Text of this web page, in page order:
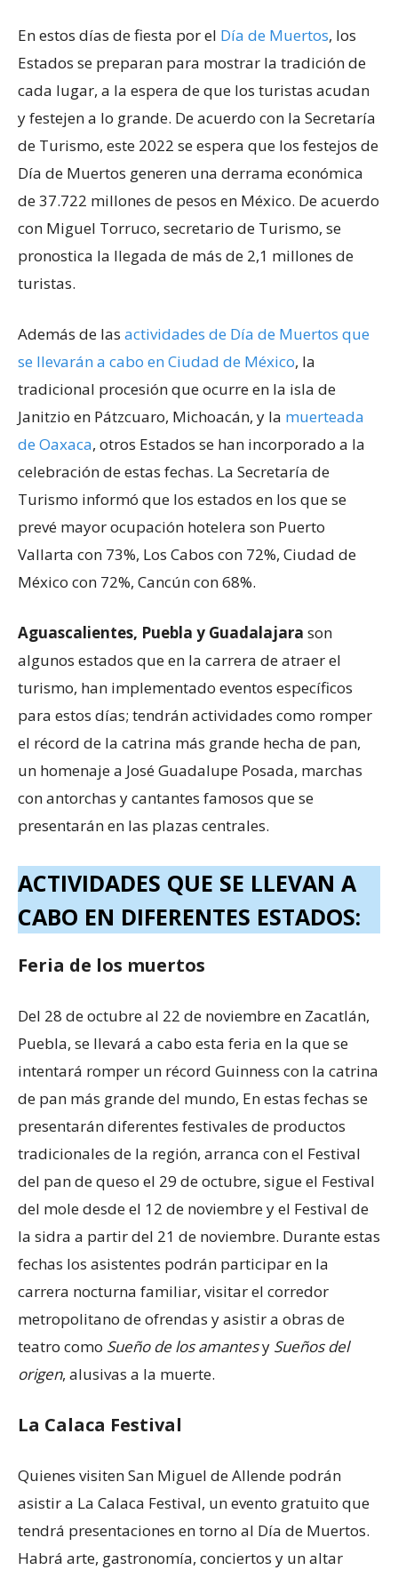
En estos días de fiesta por el Día de Muertos, los
Estados se preparan para mostrar la tradición de
cada lugar, a la espera de que los turistas acudan
y festejen a lo grande. De acuerdo con la Secretaría
de Turismo, este 2022 se espera que los festejos de
Día de Muertos generen una derrama económica
de 37.722 millones de pesos en México. De acuerdo
con Miguel Torruco, secretario de Turismo, se
pronostica la llegada de más de 2,1 millones de
turistas.
Además de las actividades de Día de Muertos que
se llevarán a cabo en Ciudad de México, la
tradicional procesión que ocurre en la isla de
Janitzio en Pátzcuaro, Michoacán, y la muerteada
de Oaxaca, otros Estados se han incorporado a la
celebración de estas fechas. La Secretaría de
Turismo informó que los estados en los que se
prevé mayor ocupación hotelera son Puerto
Vallarta con 73%, Los Cabos con 72%, Ciudad de
México con 72%, Cancún con 68%.
Aguascalientes, Puebla y Guadalajara son
algunos estados que en la carrera de atraer el
turismo, han implementado eventos específicos
para estos días; tendrán actividades como romper
el récord de la catrina más grande hecha de pan,
un homenaje a José Guadalupe Posada, marchas
con antorchas y cantantes famosos que se
presentarán en las plazas centrales.
ACTIVIDADES QUE SE LLEVAN A
CABO EN DIFERENTES ESTADOS:
Feria de los muertos
Del 28 de octubre al 22 de noviembre en Zacatlán,
Puebla, se llevará a cabo esta feria en la que se
intentará romper un récord Guinness con la catrina
de pan más grande del mundo, En estas fechas se
presentarán diferentes festivales de productos
tradicionales de la región, arranca con el Festival
del pan de queso el 29 de octubre, sigue el Festival
del mole desde el 12 de noviembre y el Festival de
la sidra a partir del 21 de noviembre. Durante estas
fechas los asistentes podrán participar en la
carrera nocturna familiar, visitar el corredor
metropolitano de ofrendas y asistir a obras de
teatro como Sueño de los amantesy Sueños del
origen, alusivas a la muerte.
La Calaca Festival
Quienes visiten San Miguel de Allende podrán
asistir a La Calaca Festival, un evento gratuito que
tendrá presentaciones en torno al Día de Muertos.
Habrá arte, gastronomía, conciertos y un altar